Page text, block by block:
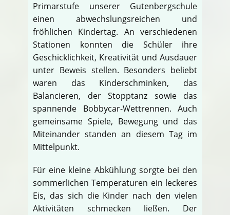
Primarstufe unserer Gutenbergschule
einen abwechslungsreichen und
fröhlichen Kindertag. An verschiedenen
Stationen konnten die Schüler ihre
Geschicklichkeit, Kreativität und Ausdauer
unter Beweis stellen. Besonders beliebt
waren das Kinderschminken, das
Balancieren, der Stopptanz sowie das
spannende Bobbycar-Wettrennen. Auch
gemeinsame Spiele, Bewegung und das
Miteinander standen an diesem Tag im
Mittelpunkt.
Für eine kleine Abkühlung sorgte bei den
sommerlichen Temperaturen ein leckeres
Eis, das sich die Kinder nach den vielen
Aktivitäten schmecken ließen. Der